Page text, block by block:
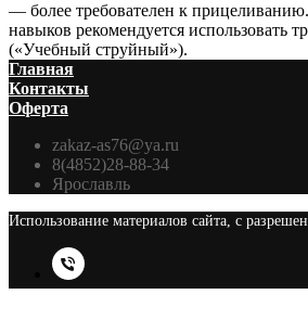
— более требователен к
навыков рекомендуется использовать
(«Учебный струйный»).
Главная
Контакты
Оферта
zakaz-as76@ya.ru
8(4852)28-88-34
Ярославль
Использование материалов сайта, с